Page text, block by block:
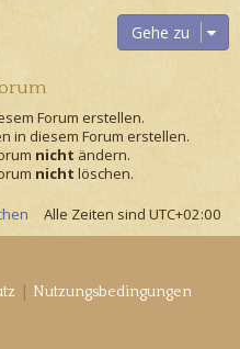
c
h
Gehe zu
Forum erstellen.
in diesem Forum erstellen.
nicht ändern.
nicht löschen.
Alle Zeiten sind UTC+02:00
| Nutzungsbedingungen